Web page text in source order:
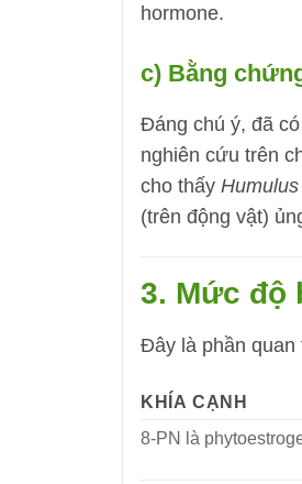
hormone.
c) Bằng
Đáng chú ý, đã
nghiên cứu trên
cho thấy
(trên động vật)
3. Mức độ
Đây là phần quan
KHÍA CẠNH
8-PN là